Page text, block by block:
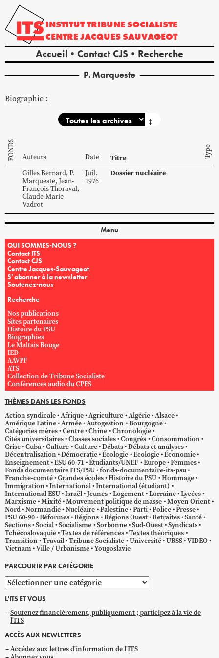
INSTITUTTRIBUNE SOCIALISTE
CENTREJACQUES SAUVAGEOT
Accueil Contact CJS Recherche
P.Marqueste
Biographie :
↕
FONDS Auteurs Date Titre Type
GillesBernard, P.
Marqueste, Jean-
FrançoisThoraval,
Claude-Marie
Vadrot
Juil.
1976
Dossier nucléaire
Menu
QUI SOMMES-NOUS ?
Contact ITS
Contact CJS
Centre Jacques-Sauvageot
S’abonner à la newsletter
Soutenez-nous
Recherche
Nos publications
Sites partenaires
Histoire du PSU
Biographies
Le Maltais Rouge
IED
AAVPF
ATS
Collection de Tribune Socialiste
Conférences audio du CPFS
THÈMES DANS LES FONDS
Action syndicale Afrique Agriculture Algérie Alsace
Amérique Latine Armée Autogestion
Bourgogne
Catégories mères Centre Chine Chronologie
Cités universitaires Classes sociales Congrès Consommation
Crise Cuba Culture Culture Débats Débats et analyses
Décentralisation Démocratie Écologie Ecologie Économie
Enseignement ESU 60-71 Étudiants/UNEF Europe Femmes
Fonds documentaire ITS/PSU fonds-documentaire-its-psu
Franche-comté Grandes écoles Histoire du PSU Hommage
Immigration International International (étudiant)
International ESU Israël Jeunes Logement Lorraine Lycées
Marxisme Mixité Mouvement politique de masse Moyen Orient
Nord Normandie Nucléaire Palestine Parti Police Presse
PSU 60-90 Réformes Régions Régions Ouest Retraites Santé
Sections Social Socialisme Sorbonne Sud-Ouest Syndicats
Tchécoslovaquie Textes de références Textes théoriques
Transition Travail Tribune Socialiste Université URSS VIDEO
Vietnam Ville / Urbanisme Yougoslavie
PARCOURIR PAR CATÉGORIE
Parcourir
par
catégorie
L'ITS ET VOUS
Soutenez financièrement, publiquement ; participez à la vie de
l'ITS
ACCÈS AUX NEWLETTERS
Accédez aux lettres d'information de l'ITS